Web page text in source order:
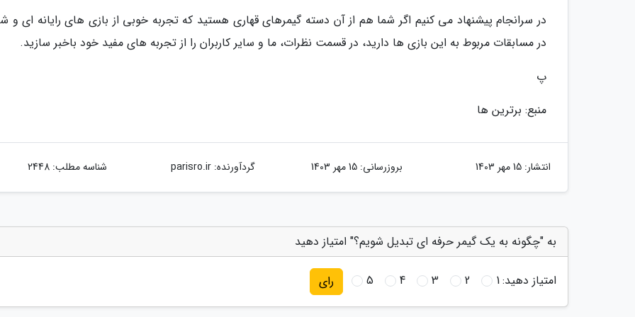
در سرانجام پیشنهاد می کنیم اگر شما هم از آن دسته گیمرهای قهاری هستید که تجربه خوبی از بازی های رایانه ای و
در مسابقات مربوط به این بازی ها دارید، در قسمت نظرات، ما و سایر کاربران را از تجربه های مفید خود باخبر سازید.
پ
منبع: برترین ها
انتشار: 15 مهر 1403 بروزرسانی: 15 مهر 1403 گردآورنده:parisro.ir شناسه مطلب: 2448
به "چگونه به یک گیمر حرفه ای تبدیل شویم؟" امتیاز دهید
امتیاز دهید:1
2
3
4
5 رای